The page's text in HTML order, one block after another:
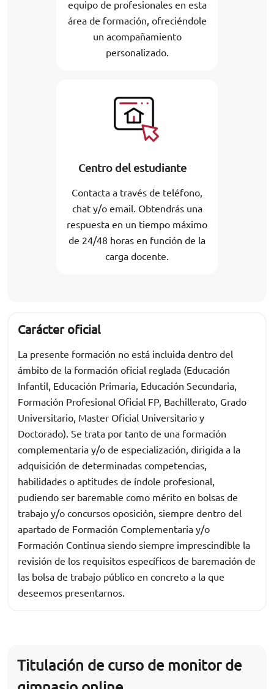
equipo de profesionales en esta
área de formación, ofreciéndole
un acompañamiento
personalizado.
Centro del estudiante
Contacta a través de teléfono,
chat y/o email. Obtendrás una
respuesta en un tiempo máximo
de 24/48 horas en función de la
carga docente.
Carácter oficial
La presente formación no está incluida dentro del
ámbito de la formación oficial reglada (Educación
Infantil, Educación Primaria, Educación Secundaria,
Formación Profesional Oficial FP, Bachillerato, Grado
Universitario, Master Oficial Universitario y
Doctorado). Se trata por tanto de una formación
complementaria y/o de especialización, dirigida a la
adquisición de determinadas competencias,
habilidades o aptitudes de índole profesional,
pudiendo ser baremable como mérito en bolsas de
trabajo y/o concursos oposición, siempre dentro del
apartado de Formación Complementaria y/o
Formación Continua siendo siempre imprescindible la
revisión de los requisitos específicos de baremación de
las bolsa de trabajo público en concreto a la que
deseemos presentarnos.
Titulación de curso de monitor de